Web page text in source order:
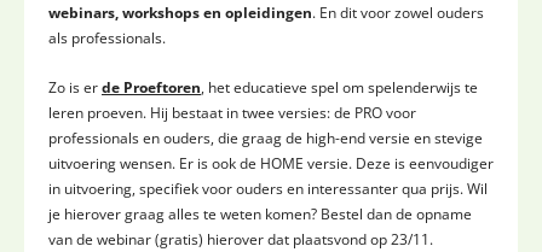
webinars, workshops en opleidingen. En dit voor zowel ouders
als professionals.
Zo is erde Proeftoren, het educatieve spel om spelenderwijs te
leren proeven. Hij bestaat in twee versies: de PRO voor
professionals en ouders, die graag de high-end versie en stevige
uitvoering wensen. Er is ook de HOME versie. Deze is eenvoudiger
in uitvoering, specifiek voor ouders en interessanter qua prijs. Wil
je hierover graag alles te weten komen? Bestel dan de opname
van de webinar (gratis) hierover dat plaatsvond op 23/11.